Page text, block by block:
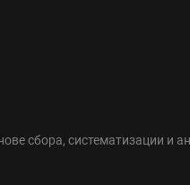
сбора, систематизации и